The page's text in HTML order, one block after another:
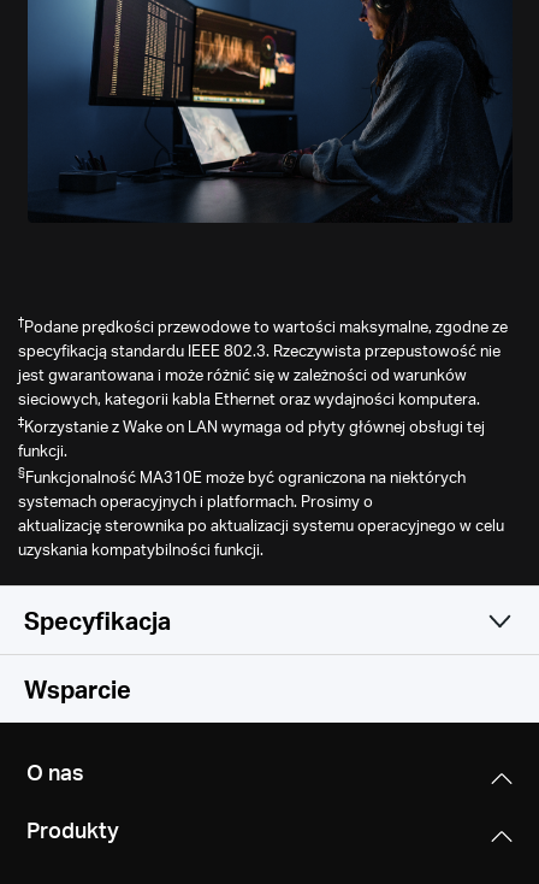
†Podane prędkości przewodowe to wartości maksymalne, zgodne ze
specyfikacją standardu IEEE 802.3. Rzeczywista przepustowość nie
jest gwarantowana i może różnić się w zależności od warunków
sieciowych, kategorii kabla Ethernet oraz wydajności komputera.
‡Korzystanie z Wake on LAN wymaga od płyty głównej obsługi tej
funkcji.
§Funkcjonalność MA310E może być ograniczona na niektórych
systemach operacyjnych i platformach. Prosimy o
aktualizację sterownika po aktualizacji systemu operacyjnego w celu
uzyskania kompatybilności funkcji.
Specyfikacja
Cechy sprzętowe
78,4 × 120,8 × 21,5 mm
CE, RoHS
Wsparcie
O nas
Produkty